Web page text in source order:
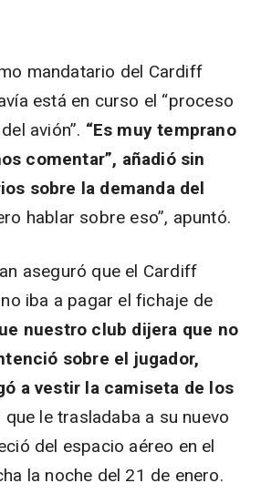
mandatario del Cardiff
está en curso el “proceso
avión”. “Es muy temprano
comentar”, añadió sin
sobre la demanda del
hablar sobre eso”, apuntó.
aseguró que el Cardiff
no iba a pagar el fichaje de
nuestro club dijera que no
sobre el jugador,
a vestir la camiseta de los
que le trasladaba a su nuevo
del espacio aéreo en el
la noche del 21 de enero.